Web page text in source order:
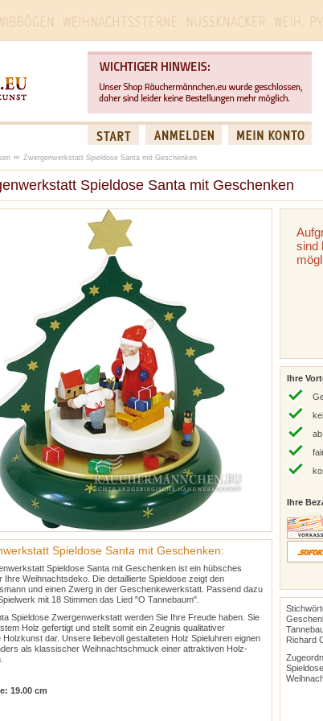
Spieldose Santa mit Geschenken
Spieldose Santa mit Geschenken:
Spieldose Santa mit Geschenken ist ein hübsches
Ihre Weihnachtsdeko. Die detaillierte Spieldose zeigt den
und einen Zwerg in der Geschenkewerkstatt. Passend dazu
mit 18 Stimmen das Lied "O Tannebaum".
Spieldose Zwergenwerkstatt werden Sie Ihre Freude haben. Sie
Holz gefertigt und stellt somit ein Zeugnis qualitativer
Holzkunst dar. Unsere liebevoll gestalteten Holz Spieluhren eignen
als klassischer Weihnachtschmuck einer attraktiven Holz-
19.00 cm
sind
Ihre
Ihre
Richard
Zwergenwerkstatt Spieldose Santa mit Geschenken